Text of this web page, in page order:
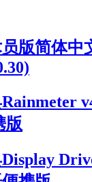
版简体中
版